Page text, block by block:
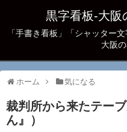
黒字看板‐大
「手書き看板」「シャッター
大阪
ホーム 気になる
裁判所から来たテー
ん』）